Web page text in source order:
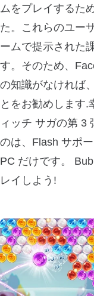
ムをプレイするた
た。これらのユー
ームで提示された
す。そのため、
の知識がなければ
とをお勧めします.
ィッチ サガの第 3
のは、Flash サポ
PC だけです。
レイしよう!